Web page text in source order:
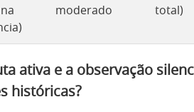
moderado
total)
ativa e a observação
históricas?